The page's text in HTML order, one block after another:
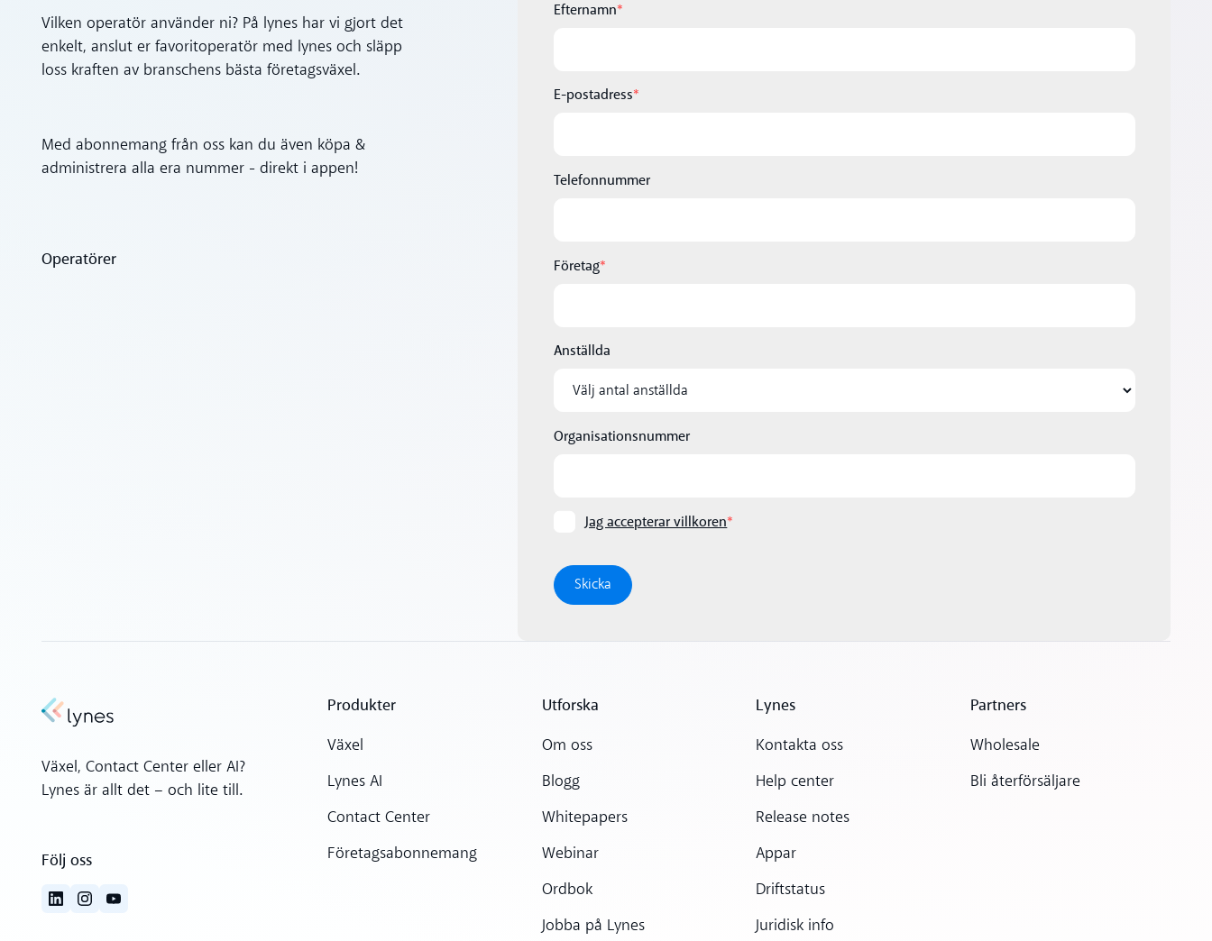
Vilken operatör använder ni? På lynes har vi gjort det
enkelt, anslut er favoritoperatör med lynes och släpp
loss kraften av branschens bästa företagsväxel.
Med abonnemang från oss kan du även köpa &
administrera alla era nummer - direkt i appen!
Operatörer
Efternamn*
E-postadress*
Telefonnummer
Företag*
Anställda
Organisationsnummer
Jag accepterar villkoren*
Växel, Contact Center eller AI?
Lynes är allt det – och lite till.
Följ oss
Produkter
Växel
Lynes AI
Contact Center
Företagsabonnemang
Utforska
Om oss
Blogg
Whitepapers
Webinar
Ordbok
Jobba på Lynes
Lynes
Kontakta oss
Help center
Release notes
Appar
Driftstatus
Juridisk info
Partners
Wholesale
Bli återförsäljare